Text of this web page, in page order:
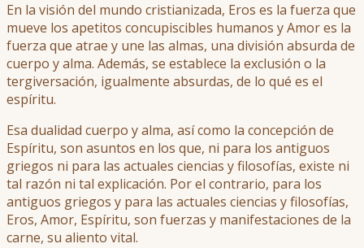
En la visión del mundo cristianizada, Eros es la fuerza que
mueve los apetitos concupiscibles humanos y Amor es la
fuerza que atrae y une las almas, una división absurda de
cuerpo y alma. Además, se establece la exclusión o la
tergiversación, igualmente absurdas, de lo qué es el
espíritu.
Esa dualidad cuerpo y alma, así como la concepción de
Espíritu, son asuntos en los que, ni para los antiguos
griegos ni para las actuales ciencias y filosofías, existe ni
tal razón ni tal explicación. Por el contrario, para los
antiguos griegos y para las actuales ciencias y filosofías,
Eros, Amor, Espíritu, son fuerzas y manifestaciones de la
carne, su aliento vital.